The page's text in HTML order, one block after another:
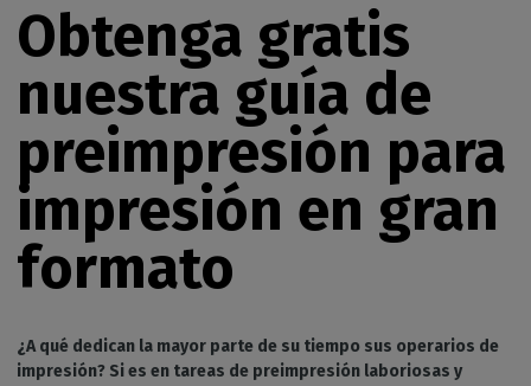
Obtenga gratis
nuestra guía de
preimpresión para
impresión en gran
formato
¿A qué dedican la mayor parte de su tiempo sus operarios de
impresión? Si es en tareas de preimpresión laboriosas y